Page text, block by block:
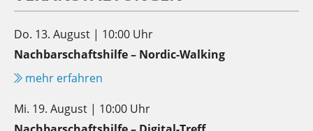
Do. 13. August | 10:00 Uhr
Nachbarschaftshilfe – Nordic-Walking
mehr erfahren
Mi. 19. August | 10:00 Uhr